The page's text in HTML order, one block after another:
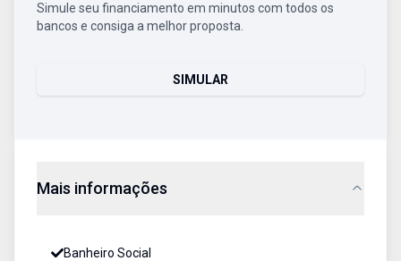
Simule seu financiamento em minutos com todos os
bancos e consiga a melhor proposta.
SIMULAR
Mais informações
Banheiro Social